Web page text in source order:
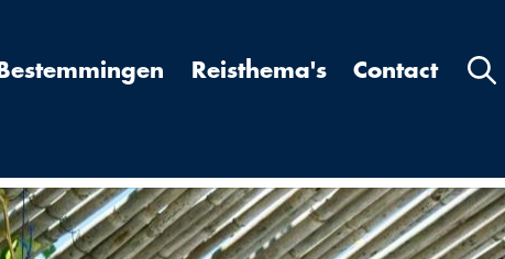
Bestemmingen Reisthema's Contact